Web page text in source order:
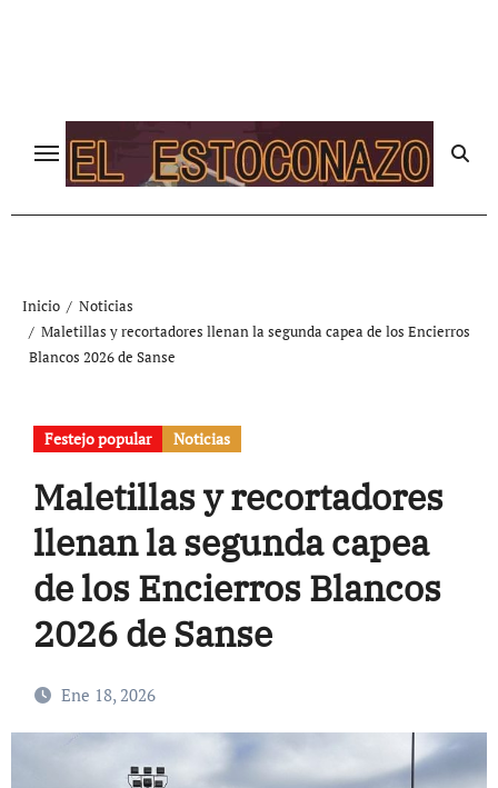
Inicio
Noticias
Maletillas y recortadores llenan la segunda capea de los Encierros
Blancos 2026 de Sanse
Festejo popular Noticias
Maletillas y recortadores
llenan la segunda capea
de los Encierros Blancos
2026 de Sanse
Ene 18, 2026